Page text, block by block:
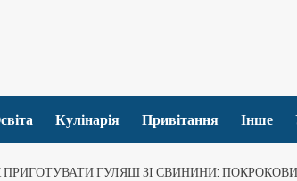
Кулінарія Привітання Інше
ПРИГОТУВАТИ ГУЛЯШ ЗІ СВИНИНИ: